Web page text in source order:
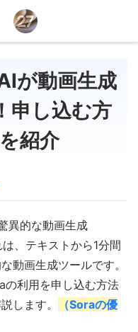
が動画生成
申し込む方
紹介
異的な動画生成
、テキストから1分間
動画生成ツールです。
の利用を申し込む方法
します。
（Soraの優